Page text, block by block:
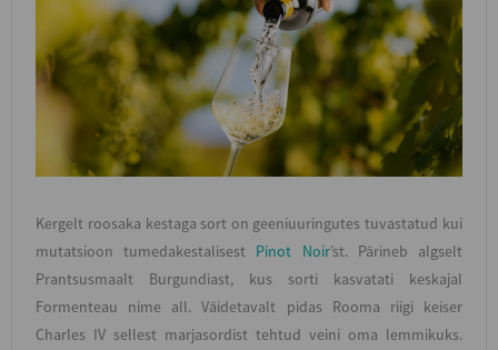
Kergelt roosaka kestaga sort on geeniuuringutes tuvastatud kui
mutatsioon tumedakestalisest Pinot Noir’st. Pärineb algselt
Prantsusmaalt Burgundiast, kus sorti kasvatati keskajal
Formenteau nime all. Väidetavalt pidas Rooma riigi keiser
Charles IV sellest marjasordist tehtud veini oma lemmikuks.